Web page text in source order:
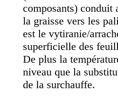
composants) conduit
la graisse vers les
est le vytiranie/
superficielle des
De plus la
niveau que la
de la surchauffe.